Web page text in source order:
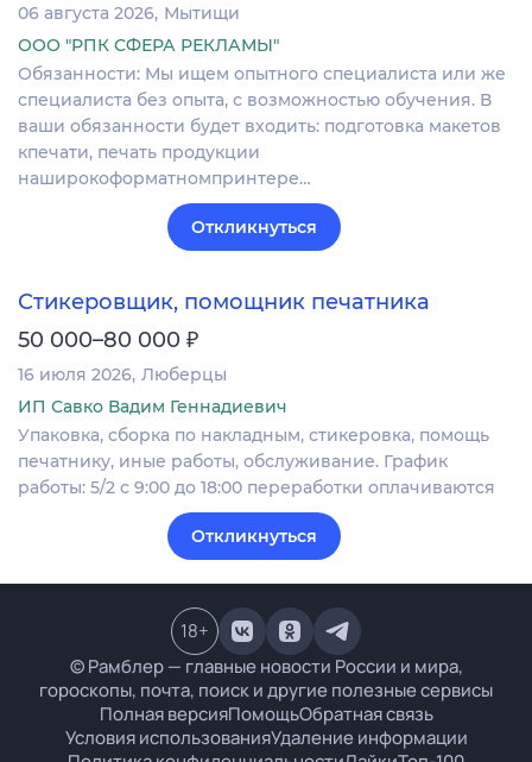
06 августа 2026 Мытищи
ООО "РПК СФЕРА РЕКЛАМЫ"
Обязанности: Мы ищем опытного специалиста или же
специалиста без опыта, с возможностью обучения. В
ваши обязанности будет входить: подготовка макетов
кпечати, печать продукции
наширокоформатномпринтере…
Откликнуться
Стикеровщик, помощник печатника
50 000–80 000 ₽
16 июля 2026 Люберцы
ИП Савко Вадим Геннадиевич
Упаковка, сборка по накладным, стикеровка, помощь
печатнику, иные работы, обслуживание. График
работы: 5/2 с 9:00 до 18:00 переработки оплачиваются
Откликнуться
© Рамблер — главные новости России и мира,
гороскопы, почта, поиск и другие полезные сервисы
Полная версияПомощьОбратная связь
Условия использованияУдаление информации
18+